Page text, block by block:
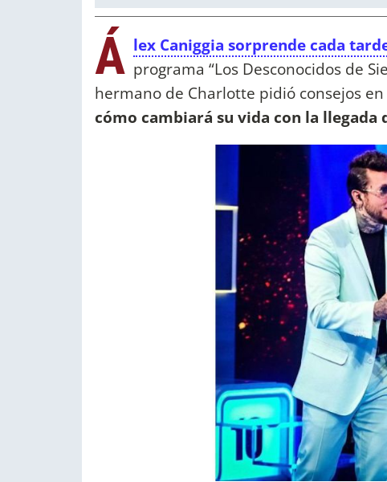
Á lex Caniggia sorprende cada
programa “Los Desconocidos de
hermano de Charlotte pidió consejos
cómo cambiará su vida con la